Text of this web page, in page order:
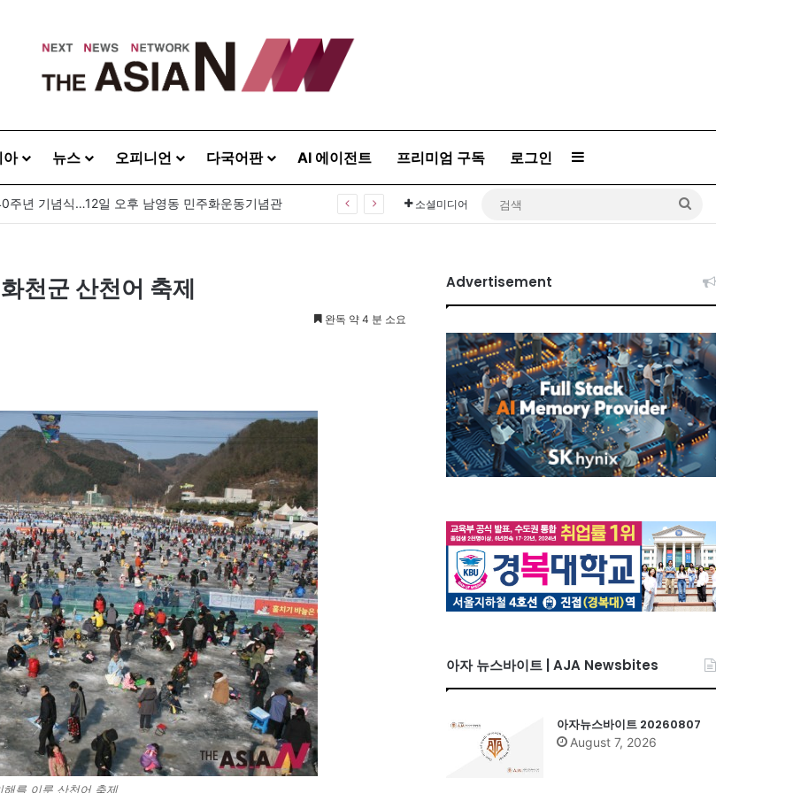
아 뉴스 오피니언 다국어판 AI 에이전트 프리미엄 구독 로그인 Sidebar
주년 기념식…12일 오후 남영동 민주화운동기념관 소셜미디어
천군 산천어 축제
완독 약 4 분 소요
해를 이룬 산천어 축제
Advertisement
아자 뉴스바이트 | AJA Newsbites
아자뉴스바이트 20260807
August 7, 2026